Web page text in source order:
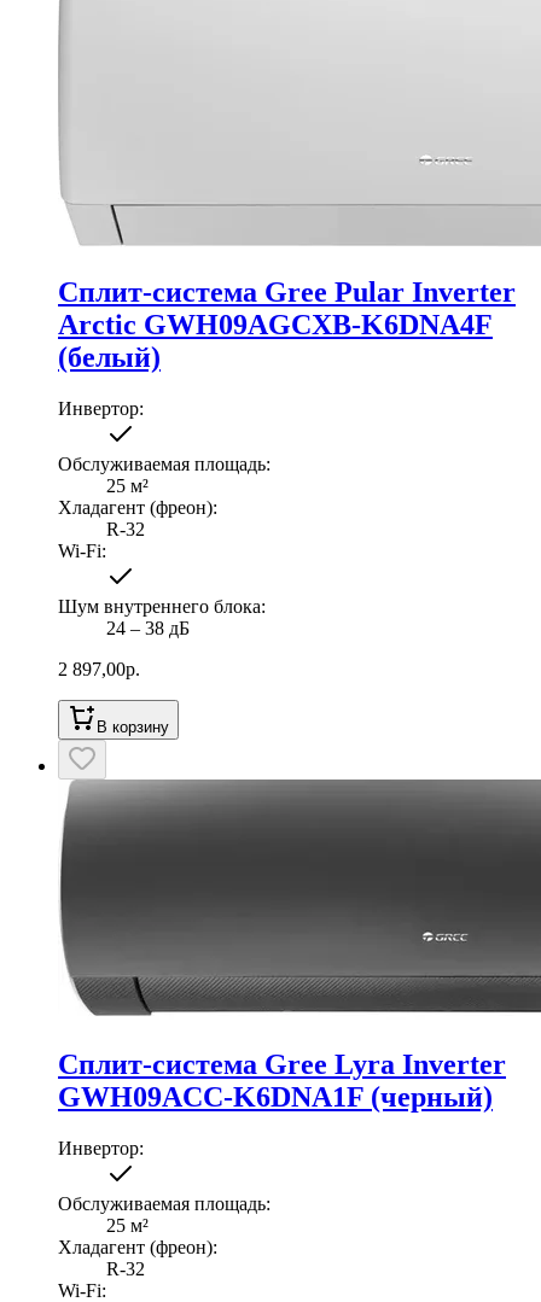
Сплит-система Gree Pular Inverter
Arctic GWH09AGCXB-K6DNA4F
(белый)
Инвертор:
Обслуживаемая площадь:
25 м²
Хладагент (фреон):
R-32
Wi-Fi:
Шум внутреннего блока:
24 ‒ 38 дБ
2 897,00р.
В корзину
Сплит-система Gree Lyra Inverter
GWH09ACC-K6DNA1F (черный)
Инвертор:
Обслуживаемая площадь:
25 м²
Хладагент (фреон):
R-32
Wi-Fi: